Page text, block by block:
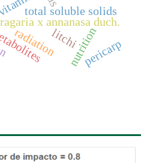
x annanasa duch.
total soluble solids
litchinutritionpericarp
radiation